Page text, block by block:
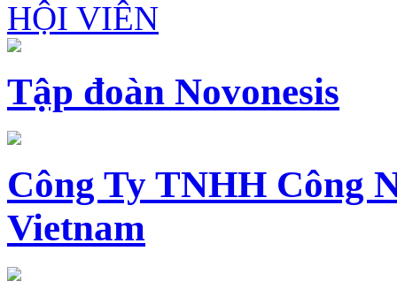
HỘI VIÊN
Tập đoàn Novonesis
Công Ty TNHH Công
Vietnam